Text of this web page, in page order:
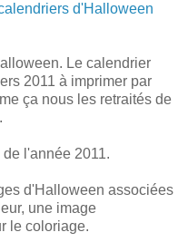
d'Halloween
Le calendrier
2011 à imprimer par
ça nous les retraités de
l'année 2011.
d'Halloween associées
une image
le coloriage.